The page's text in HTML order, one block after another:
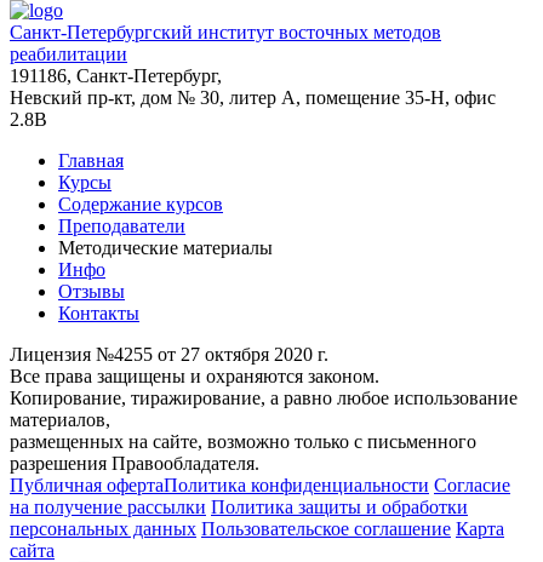
Санкт-Петербургский институт восточных методов
реабилитации
191186, Санкт-Петербург,
Невский пр-кт, дом № 30, литер А, помещение 35-Н, офис
2.8В
Главная
Курсы
Содержание курсов
Преподаватели
Методические материалы
Инфо
Отзывы
Контакты
Лицензия №4255 от 27 октября 2020 г.
Все права защищены и охраняются законом.
Копирование, тиражирование, а равно любое использование
материалов,
размещенных на сайте, возможно только с письменного
разрешения Правообладателя.
Публичная офертаПолитика конфиденциальности Согласие
на получение рассылки Политика защиты и обработки
персональных данных Пользовательское соглашение Карта
сайта